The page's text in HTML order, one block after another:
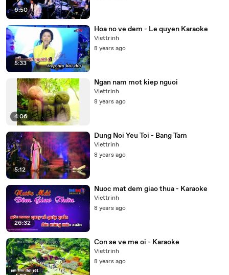
6:50
5:33
Hoa no ve dem - Le quyen Karaoke
Viettrinh
8 years ago
4:06
Ngan nam mot kiep nguoi
Viettrinh
8 years ago
5:12
Dung Noi Yeu Toi - Bang Tam
Viettrinh
8 years ago
26:32
Nuoc mat dem giao thua - Karaoke
Viettrinh
8 years ago
Con se ve me oi - Karaoke
Viettrinh
8 years ago